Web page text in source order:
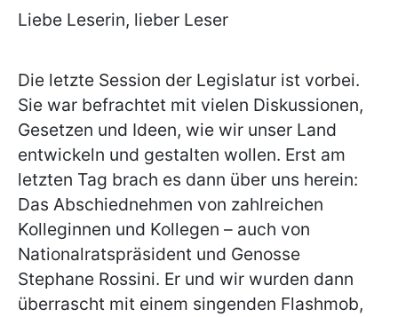
Liebe Leserin, lieber Leser
Die letzte Session der Legislatur ist vorbei.
Sie war befrachtet mit vielen Diskussionen,
Gesetzen und Ideen, wie wir unser Land
entwickeln und gestalten wollen. Erst am
letzten Tag brach es dann über uns herein:
Das Abschiednehmen von zahlreichen
Kolleginnen und Kollegen – auch von
Nationalratspräsident und Genosse
Stephane Rossini. Er und wir wurden dann
überrascht mit einem singenden Flashmob,